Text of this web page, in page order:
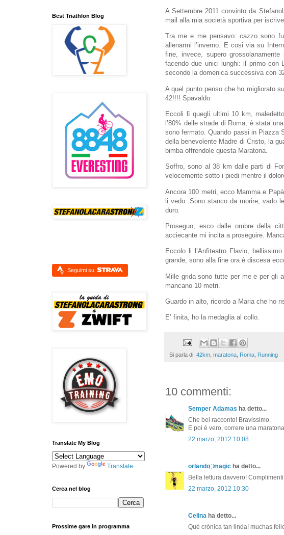
A Settembre 2011 convinto da
mail alla mia società sportiva per
Tra me e me pensavo: cazzo sono
allenarmi l’inverno. E cosi via su
fine, invece, supero
facendo due unici lunghi: il primo con
secondo la domenica successiva con
A quel punto penso che ho migliorato
42!!!! Spavaldo.
Eccoli lì quegli ultimi 10 km,
l’80% delle strade di Roma, è stata
sono fermato. Quando passi in Piazza
della benevolente Madre di Cristo, la
bimba offrendole questa Maratona.
Soffro, sono al 38 km dalle parti di
velocemente sotto i piedi mentre il
Ancora 100 metri, ecco Mamma e
li vedo. Sono stanco da morire, vado
duro.
Proseguo, esco dalle ombre della
acciecante mi incita a proseguire.
Eccolo li l’Anfiteatro Flavio,
grande, sono alla fine ora è discesa
Mille grida sono tutte per me e per gli
mancano 10 metri.
Guardo in alto, ricordo a Maria che ho
E’ finita, ho la medaglia al collo.
Si parla di: 42km maratona Roma Running
10 commenti:
Semper Adamas ha detto...
Che bel racconto! Bravissimo.
E poi è vero, correre una
22 marzo, 2012 10:08
orlando ҉ magic ha detto...
Bella lettura davvero!
22 marzo, 2012 10:30
Celina ha detto...
Qué crónica tan linda! muchas
Best Triathlon Blog
Seguimi su
Translate My Blog
Powered by Translate
Cerca nel blog
Prossime gare in programma